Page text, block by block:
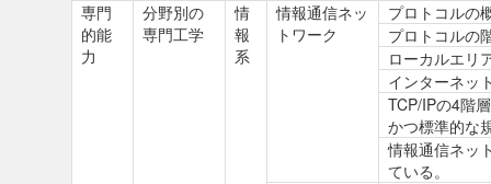
専門
的能
力
分野別の
専門工学
情
報
系
情報通信ネッ
トワーク
プロトコルの
プロトコルの
ローカルエリ
インターネッ
TCP/IPの4階
かつ標準的な
情報通信ネッ
ている。